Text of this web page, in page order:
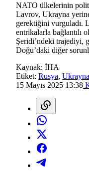
NATO ülkelerinin
Lavrov, Ukrayna
gerektiğini vurguladı.
entrikalarla bağlantılı
Şeridi’ndeki trajediyi,
Doğu’daki diğer
Kaynak: İHA
Etiket: Rusya, Ukrayna
15 Mayıs 2025 13:38